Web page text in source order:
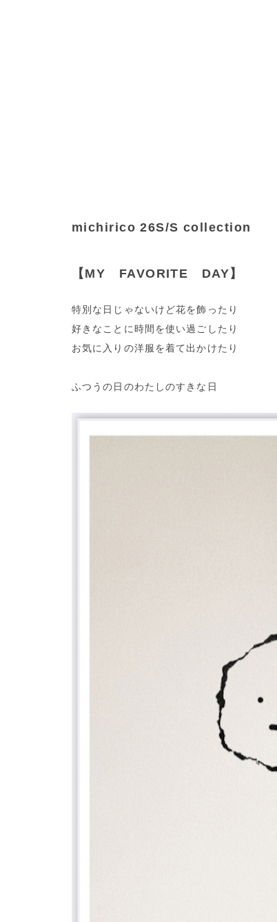
michirico 26S/S collection
【MY FAVORITE DAY】
特別な日じゃないけど花を飾ったり
好きなことに時間を使い過ごしたり
お気に入りの洋服を着て出かけたり
ふつうの日のわたしのすきな日